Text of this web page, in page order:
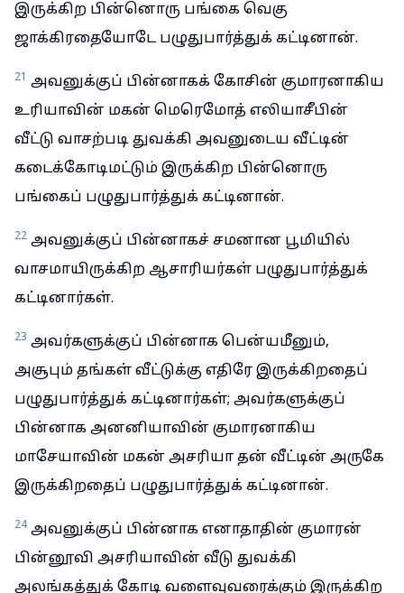
இருக்கிற பின்னொரு பங்கை வெகு
ஜாக்கிரதையோடே பழுதுபார்த்துக் கட்டினான்.
21 அவனுக்குப் பின்னாகக் கோசின் குமாரனாகிய
உரியாவின் மகன் மெரெமோத் எலியாசீபின்
வீட்டு வாசற்படி துவக்கி அவனுடைய வீட்டின்
கடைக்கோடிமட்டும் இருக்கிற பின்னொரு
பங்கைப் பழுதுபார்த்துக் கட்டினான்.
22 அவனுக்குப் பின்னாகச் சமனான பூமியில்
வாசமாயிருக்கிற ஆசாரியர்கள் பழுதுபார்த்துக்
கட்டினார்கள்.
23 அவர்களுக்குப் பின்னாக பென்யமீனும்,
அசூபும் தங்கள் வீட்டுக்கு எதிரே இருக்கிறதைப்
பழுதுபார்த்துக் கட்டினார்கள்; அவர்களுக்குப்
பின்னாக அனனியாவின் குமாரனாகிய
மாசேயாவின் மகன் அசரியா தன் வீட்டின் அருகே
இருக்கிறதைப் பழுதுபார்த்துக் கட்டினான்.
24 அவனுக்குப் பின்னாக எனாதாதின் குமாரன்
பின்னூவி அசரியாவின் வீடு துவக்கி
அலங்கத்துக் கோடி வளைவுவரைக்கும் இருக்கிற